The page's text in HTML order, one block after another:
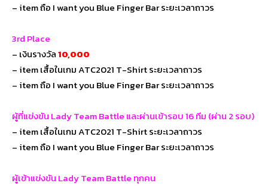
– item ถือ I want you Blue Finger Bar ระยะเวลาถาวร
3rd Place
– เงินรางวัล10,000
– item เสื้อในเกม ATC2021 T-Shirt ระยะเวลาถาวร
– item ถือ I want you Blue Finger Bar ระยะเวลาถาวร
ผู้ที่แข่งขัน Lady Team Battle และผ่านเข้ารอบ 16 ทีม (ผ่าน 2 รอบ)
– item เสื้อในเกม ATC2021 T-Shirt ระยะเวลาถาวร
– item ถือ I want you Blue Finger Bar ระยะเวลาถาวร
ผู้เข้าแข่งขัน Lady Team Battle ทุกคน